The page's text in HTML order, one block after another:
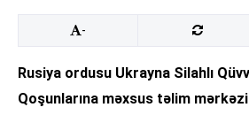
-
Rusiya ordusu Ukrayna Silahlı
Qoşunlarına məxsus təlim